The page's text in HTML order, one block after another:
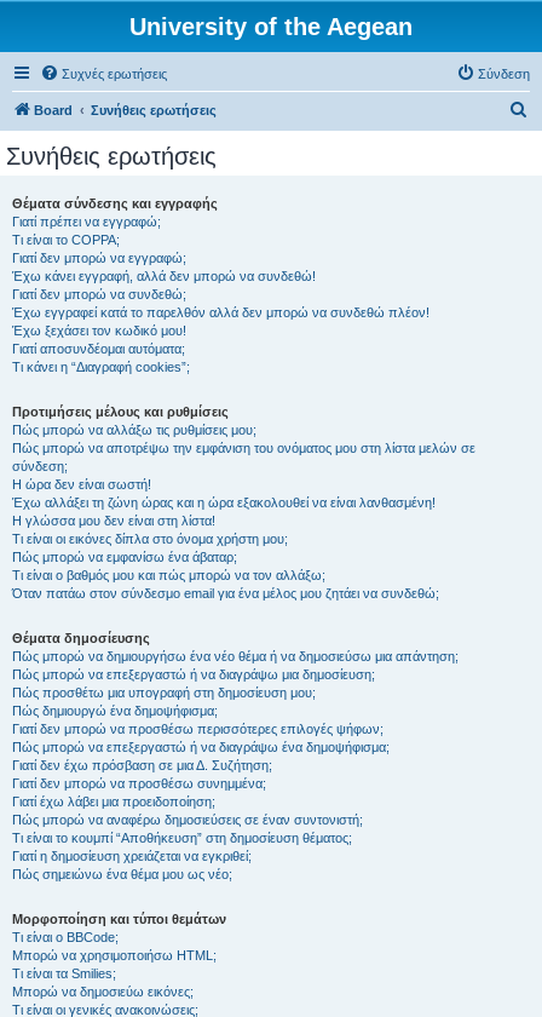
University of the Aegean
Συχνές ερωτήσεις Σύνδεση
Board Συνήθεις ερωτήσεις
Συνήθεις ερωτήσεις
Θέματα σύνδεσης και εγγραφής
Γιατί πρέπει να εγγραφώ;
Τι είναι το COPPA;
Γιατί δεν μπορώ να εγγραφώ;
Έχω κάνει εγγραφή, αλλά δεν μπορώ να συνδεθώ!
Γιατί δεν μπορώ να συνδεθώ;
Έχω εγγραφεί κατά το παρελθόν αλλά δεν μπορώ να συνδεθώ πλέον!
Έχω ξεχάσει τον κωδικό μου!
Γιατί αποσυνδέομαι αυτόματα;
Τι κάνει η “Διαγραφή cookies”;
Προτιμήσεις μέλους και ρυθμίσεις
Πώς μπορώ να αλλάξω τις ρυθμίσεις μου;
Πώς μπορώ να αποτρέψω την εμφάνιση του ονόματος μου στη λίστα μελών σε
σύνδεση;
Η ώρα δεν είναι σωστή!
Έχω αλλάξει τη ζώνη ώρας και η ώρα εξακολουθεί να είναι λανθασμένη!
Η γλώσσα μου δεν είναι στη λίστα!
Τι είναι οι εικόνες δίπλα στο όνομα χρήστη μου;
Πώς μπορώ να εμφανίσω ένα άβαταρ;
Τι είναι ο βαθμός μου και πώς μπορώ να τον αλλάξω;
Όταν πατάω στον σύνδεσμο email για ένα μέλος μου ζητάει να συνδεθώ;
Θέματα δημοσίευσης
Πώς μπορώ να δημιουργήσω ένα νέο θέμα ή να δημοσιεύσω μια απάντηση;
Πώς μπορώ να επεξεργαστώ ή να διαγράψω μια δημοσίευση;
Πώς προσθέτω μια υπογραφή στη δημοσίευση μου;
Πώς δημιουργώ ένα δημοψήφισμα;
Γιατί δεν μπορώ να προσθέσω περισσότερες επιλογές ψήφων;
Πώς μπορώ να επεξεργαστώ ή να διαγράψω ένα δημοψήφισμα;
Γιατί δεν έχω πρόσβαση σε μια Δ. Συζήτηση;
Γιατί δεν μπορώ να προσθέσω συνημμένα;
Γιατί έχω λάβει μια προειδοποίηση;
Πώς μπορώ να αναφέρω δημοσιεύσεις σε έναν συντονιστή;
Τι είναι το κουμπί “Αποθήκευση” στη δημοσίευση θέματος;
Γιατί η δημοσίευση χρειάζεται να εγκριθεί;
Πώς σημειώνω ένα θέμα μου ως νέο;
Μορφοποίηση και τύποι θεμάτων
Τι είναι ο BBCode;
Μπορώ να χρησιμοποιήσω HTML;
Τι είναι τα Smilies;
Μπορώ να δημοσιεύω εικόνες;
Τι είναι οι γενικές ανακοινώσεις;